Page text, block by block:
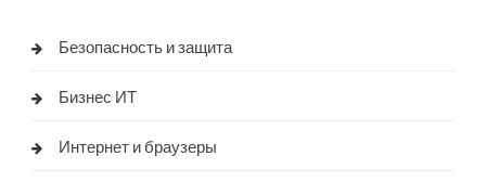
Безопасность и защита
Бизнес ИТ
Интернет и браузеры